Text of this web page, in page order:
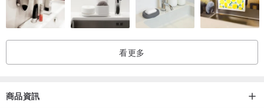
主義者請勿購買，購買即視同接受條款。
◇每顆天然礦石的形狀、大小、切割可能略有不同，因手作排列每顆
手珠大小如有0.5～1公分的誤差屬正常範圍。天然礦石的顏色深淺、
紋路都獨一無二，這是天然礦石的特性，顏色略有落差亦不屬於商品
◇商品在不同的燈光下拍攝會有色差問題，商品皆以實品為準。
看更多
商品資訊